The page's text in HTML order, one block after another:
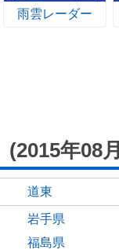
雨雲レーダー
(2015年08
道東
岩手県
福島県